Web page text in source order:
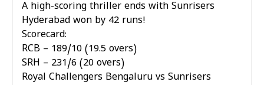
A high-scoring thriller ends with Sunrisers
Hyderabad won by 42 runs!
Scorecard:
RCB – 189/10 (19.5 overs)
SRH – 231/6 (20 overs)
Royal Challengers Bengaluru vs Sunrisers